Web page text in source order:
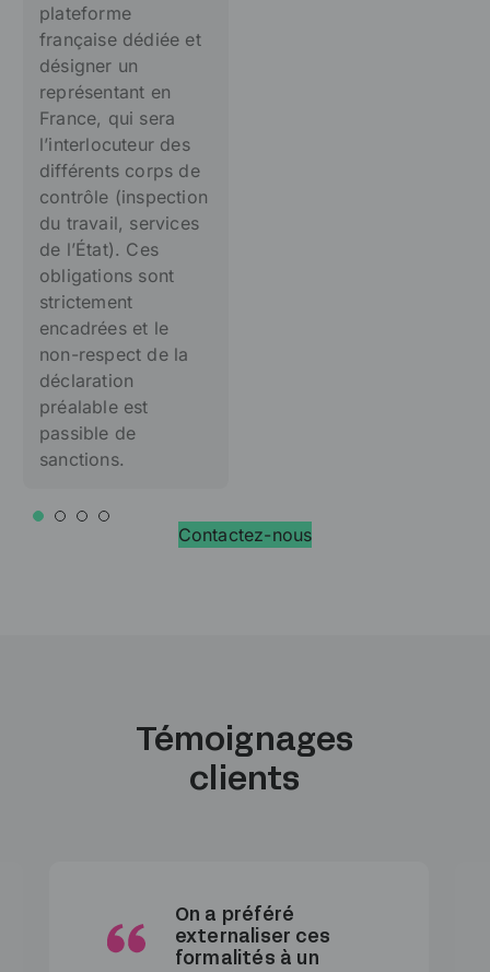
plateforme
française dédiée et
désigner un
représentant en
France, qui sera
l’interlocuteur des
différents corps de
contrôle (inspection
du travail, services
de l’État). Ces
obligations sont
strictement
encadrées et le
non-respect de la
déclaration
préalable est
passible de
sanctions.
Contactez-nous
Témoignages
clients
On a préféré
externaliser ces
formalités à un